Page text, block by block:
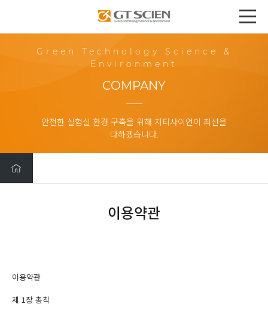
Green Technology Science &
Environment
COMPANY
안전한 실험실 환경 구축을 위해 지티사이언이 최선을
다하겠습니다.
이용약관
이용약관
제 1장 총칙